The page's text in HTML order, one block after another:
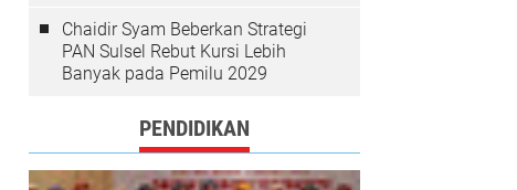
Chaidir Syam Beberkan Strategi
PAN Sulsel Rebut Kursi Lebih
Banyak pada Pemilu 2029
PENDIDIKAN